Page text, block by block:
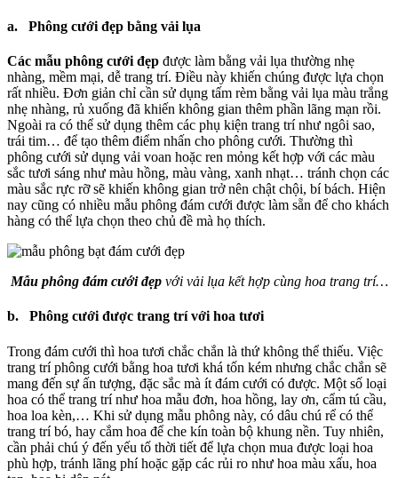
a. Phông cưới đẹp bằng vải lụa
Các mẫu phông cưới đẹp được làm bằng vải lụa thường nhẹ
nhàng, mềm mại, dễ trang trí. Điều này khiến chúng được lựa chọn
rất nhiều. Đơn giản chỉ cần sử dụng tấm rèm bằng vải lụa màu trắng
nhẹ nhàng, rủ xuống đã khiến không gian thêm phần lãng mạn rồi.
Ngoài ra có thể sử dụng thêm các phụ kiện trang trí như ngôi sao,
trái tim… để tạo thêm điểm nhấn cho phông cưới. Thường thì
phông cưới sử dụng vải voan hoặc ren mỏng kết hợp với các màu
sắc tươi sáng như màu hồng, màu vàng, xanh nhạt… tránh chọn các
màu sắc rực rỡ sẽ khiến không gian trở nên chật chội, bí bách. Hiện
nay cũng có nhiều mẫu phông đám cưới được làm sẵn để cho khách
hàng có thể lựa chọn theo chủ đề mà họ thích.
Mẫu phông đám cưới đẹp với vải lụa kết hợp cùng hoa trang trí…
b. Phông cưới được trang trí với hoa tươi
Trong đám cưới thì hoa tươi chắc chắn là thứ không thể thiếu. Việc
trang trí phông cưới bằng hoa tươi khá tốn kém nhưng chắc chắn sẽ
mang đến sự ấn tượng, đặc sắc mà ít đám cưới có được. Một số loại
hoa có thể trang trí như hoa mẫu đơn, hoa hồng, lay ơn, cẩm tú cầu,
hoa loa kèn,… Khi sử dụng mẫu phông này, có dâu chú rể có thể
trang trí bó, hay cắm hoa để che kín toàn bộ khung nền. Tuy nhiên,
cần phải chú ý đến yếu tố thời tiết để lựa chọn mua được loại hoa
phù hợp, tránh lãng phí hoặc gặp các rủi ro như hoa màu xấu, hoa